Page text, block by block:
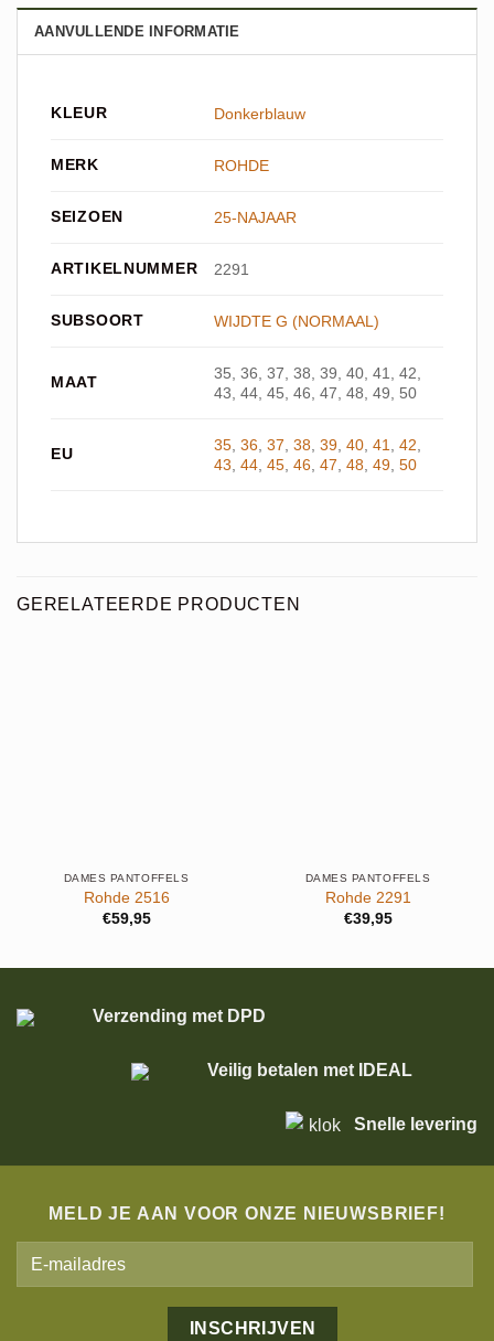
AANVULLENDE INFORMATIE
KLEUR Donkerblauw
MERK ROHDE
SEIZOEN 25-NAJAAR
ARTIKELNUMMER 2291
SUBSOORT WIJDTE G (NORMAAL)
MAAT
35, 36, 37, 38, 39, 40, 41, 42,
43, 44, 45, 46, 47, 48, 49, 50
EU 35 ,36 ,37 ,38 ,39 ,40 ,41 ,42
43 ,44 ,45 ,46 ,47 ,48 ,49 ,50
GERELATEERDE PRODUCTEN
DAMES PANTOFFELS
Rohde 2516
€59,95
DAMES PANTOFFELS
Rohde 2291
€39,95
Verzending met DPD
Veilig betalen met IDEAL
Snelle levering
MELD JE AAN VOOR ONZE NIEUWSBRIEF!